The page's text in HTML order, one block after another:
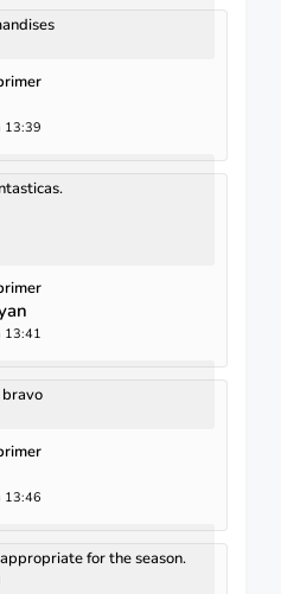
13:39
13:41
bravo
13:46
for the season.